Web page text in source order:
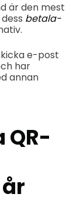
är den mest
betala-
e-post
har
annan
QR-